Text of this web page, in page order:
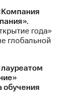
года»
глобальной